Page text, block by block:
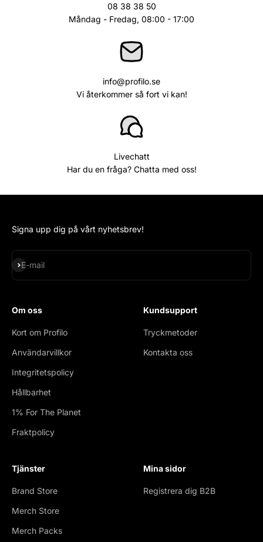
08 38 38 50
Måndag - Fredag, 08:00 - 17:00
info@profilo.se
Vi återkommer så fort vi kan!
Livechatt
Har du en fråga? Chatta med oss!
Signa upp dig på vårt nyhetsbrev!
E-mail
Subscribe
Om oss
Kort om Profilo
Användarvillkor
Integritetspolicy
Hållbarhet
1% For The Planet
Fraktpolicy
Kundsupport
Tryckmetoder
Kontakta oss
Tjänster
Brand Store
Merch Store
Merch Packs
Mina sidor
Registrera dig B2B